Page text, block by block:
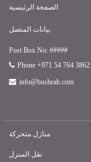
الصفحة الرئيسية
بيانات المتصل
Post Box No: #####
Phone +971 54 764 3862
info@bushrah.com
منازل متحركة
نقل المنزل